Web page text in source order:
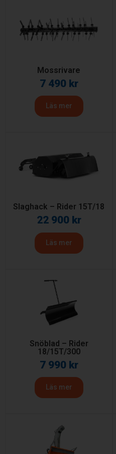
Mossrivare
7 490 kr
Läs mer
Slaghack – Rider 15T/18
22 900 kr
Läs mer
Snöblad – Rider
18/15T/300
7 990 kr
Läs mer